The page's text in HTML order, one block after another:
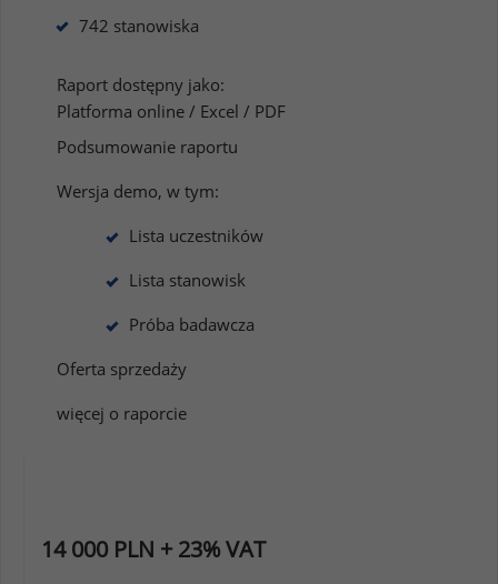
742 stanowiska
Raport dostępny jako:
Platforma online / Excel / PDF
Podsumowanie raportu
Wersja demo, w tym:
Lista uczestników
Lista stanowisk
Próba badawcza
Oferta sprzedaży
więcej o raporcie
14 000 PLN + 23% VAT